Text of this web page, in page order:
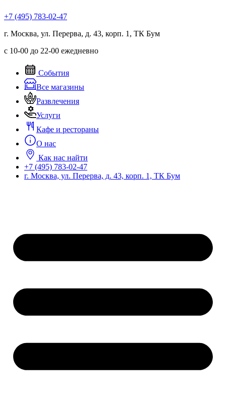
к
+7 (495) 783-02-47
г. Москва, ул. Перерва, д. 43, корп. 1, ТК Бум
с 10-00 до 22-00 ежедневно
События
Все магазины
Развлечения
Услуги
Кафе и рестораны
О нас
Как нас найти
+7 (495) 783-02-47
г. Москва, ул. Перерва, д. 43, корп. 1, ТК Бум